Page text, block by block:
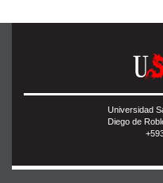
Universidad
Diego de